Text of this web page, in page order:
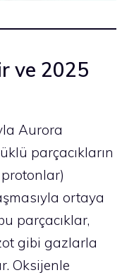
ve 2025
Aurora
parçacıkların
ortaya
parçacıklar,
gibi gazlarla
Oksijenle